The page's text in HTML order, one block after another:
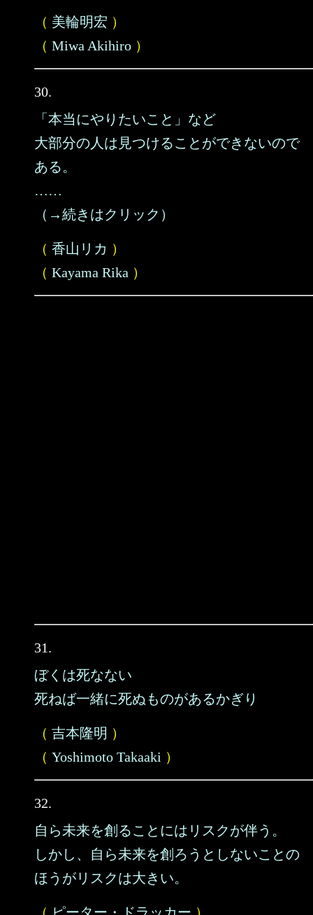
（ 美輪明宏 ）
（ Miwa Akihiro ）
30.
「本当にやりたいこと」など
大部分の人は見つけることができないので
ある。
……
（→続きはクリック）
（ 香山リカ ）
（ Kayama Rika ）
31.
ぼくは死なない
死ねば一緒に死ぬものがあるかぎり
（ 吉本隆明 ）
（ Yoshimoto Takaaki ）
32.
自ら未来を創ることにはリスクが伴う。
しかし、自ら未来を創ろうとしないことの
ほうがリスクは大きい。